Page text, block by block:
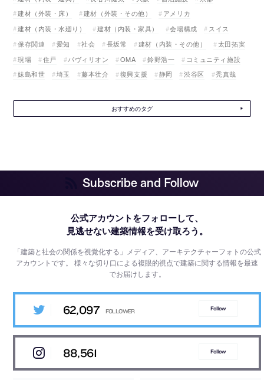
建材（外装・床）
建材（外装・その他）
アメリカ
建材（内装・水廻り）
建材（内装・家具） 会場構成
スイス
保存関連
愛知 社会 長坂常 建材（内装・その他）
太田拓実
現場
住戸 パヴィリオン OMA 鈴野浩一
コミュニティ施設
妹島和世
埼玉 藤本壮介 復興支援 静岡 渋谷区 禿真哉
おすすめのタグ
Subscribe and Follow
公式アカウントをフォローして、
見逃せない建築情報を受け取ろう。
「建築と社会の関係を視覚化する」メディア、アーキテクチャーフォトの公式
アカウントです。様々な切り口による複眼的視点で建築に関する情報を最速
でお届けします。
62,097 Follow
88,561 Follow